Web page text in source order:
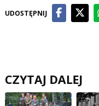
UDOSTĘPNIJ
CZYTAJ DALEJ